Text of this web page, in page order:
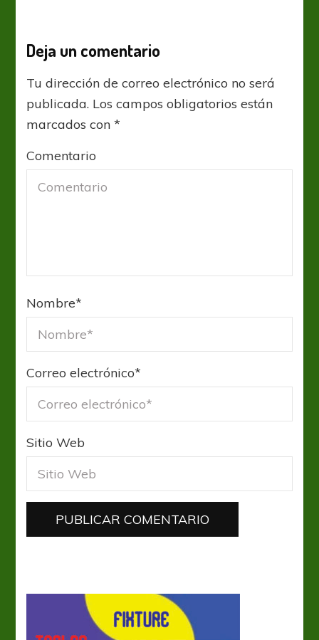
Deja un comentario
Tu dirección de correo electrónico no será
publicada. Los campos obligatorios están
marcados con*
Comentario
Nombre*
Correo electrónico*
Sitio Web